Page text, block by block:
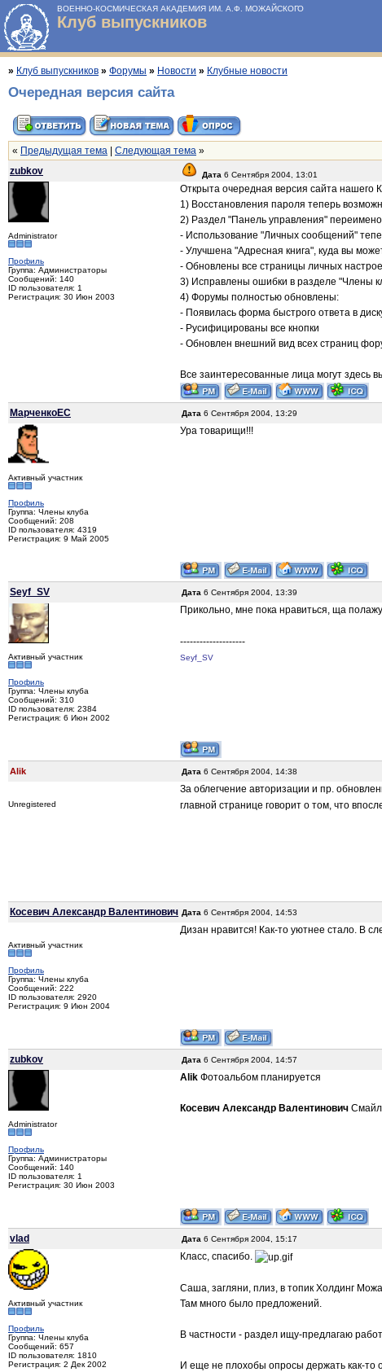
ВОЕННО-КОСМИЧЕСКАЯ АКАДЕМИЯ ИМ. А.Ф. МОЖАЙСКОГО
Клуб выпускников
» Клуб выпускников » Форумы » Новости » Клубные новости
Очередная версия сайта
« Предыдущая тема Следующая тема »
zubkov
Дата 6 Сентября 2004, 13:01
Administrator
Профиль
Группа: Администраторы
Сообщений: 140
ID пользователя: 1
Регистрация: 30 Июн 2003
Открыта очередная версия сайта нашего
1) Восстановления пароля теперь
2) Раздел "Панель управления"
- Использование "Личных сообщений"
- Улучшена "Адресная книга", куда вы
- Обновлены все страницы личных
3) Исправлены ошибки в разделе "Члены
4) Форумы полностью обновлены:
- Появилась форма быстрого ответа в
- Русифицированы все кнопки
- Обновлен внешний вид всех страниц
Все заинтересованные лица могут здесь
МарченкоЕС
Дата 6 Сентября 2004, 13:29
Активный участник
Профиль
Группа: Члены клуба
Сообщений: 208
ID пользователя: 4319
Регистрация: 9 Май 2005
Ура товарищи!!!
Seyf_SV
Дата 6 Сентября 2004, 13:39
Активный участник
Профиль
Группа: Члены клуба
Сообщений: 310
ID пользователя: 2384
Регистрация: 6 Июн 2002
Прикольно, мне пока нравиться, ща
--------------------
Seyf_SV
Alik Дата 6 Сентября 2004, 14:38
Unregistered
За облегчение авторизации и пр.
главной странице говорит о том, что
Косевич Александр Валентинович Дата 6 Сентября 2004, 14:53
Активный участник
Профиль
Группа: Члены клуба
Сообщений: 222
ID пользователя: 2920
Регистрация: 9 Июн 2004
Дизан нравится! Как-то уютнее стало. В
zubkov
Дата 6 Сентября 2004, 14:57
Administrator
Профиль
Группа: Администраторы
Сообщений: 140
ID пользователя: 1
Регистрация: 30 Июн 2003
Alik Фотоальбом планируется
Косевич Александр Валентинович
vlad
Дата 6 Сентября 2004, 15:17
Активный участник
Профиль
Группа: Члены клуба
Сообщений: 657
ID пользователя: 1810
Регистрация: 2 Дек 2002
Класс, спасибо.
Саша, загляни, плиз, в топик Холдинг
Там много было предложений.
В частности - раздел ищу-предлагаю
И еще не плохобы опросы держать как-то